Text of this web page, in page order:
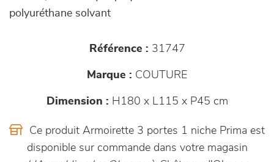
polyuréthane solvant
Référence : 31747
Marque : COUTURE
Dimension : H180 x L115 x P45 cm
Ce produit Armoirette 3 portes 1 niche Prima est
disponible sur commande dans votre magasin